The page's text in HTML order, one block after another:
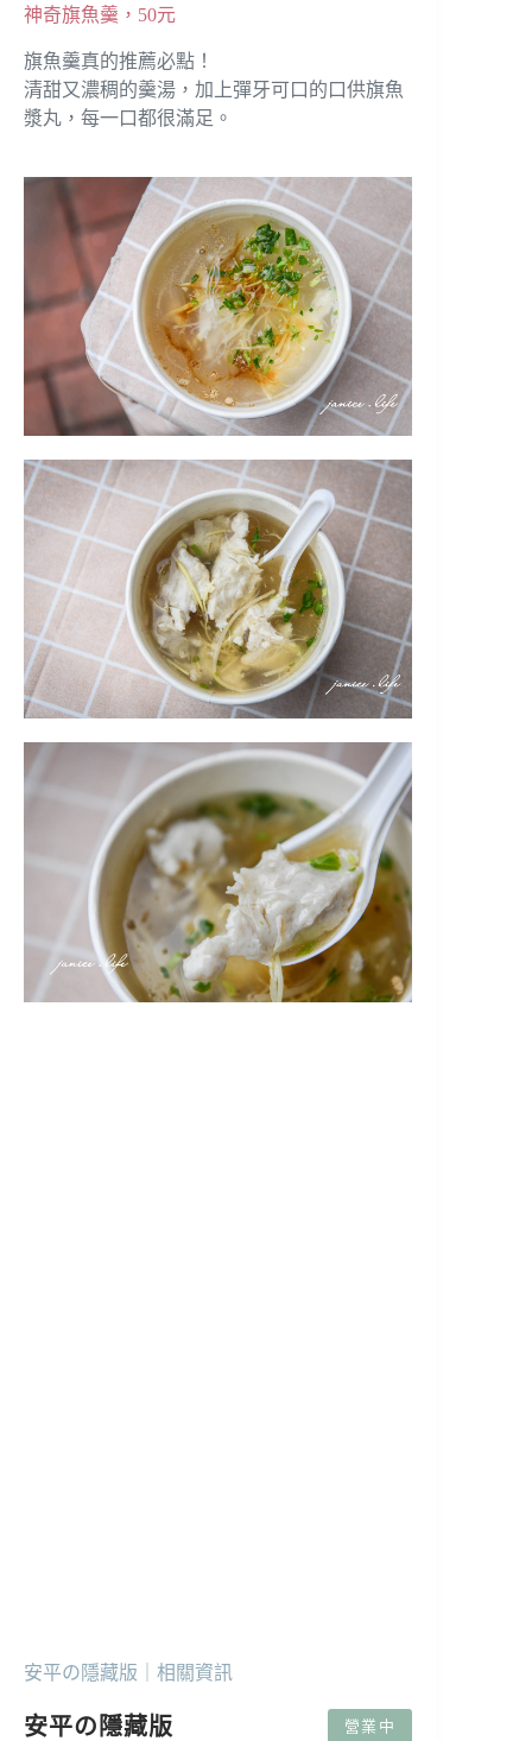
神奇旗魚羹，50元
旗魚羹真的推薦必點！
清甜又濃稠的羹湯，加上彈牙可口的口供旗魚
漿丸，每一口都很滿足。
安平の隱藏版｜相關資訊
安平の隱藏版 營業中